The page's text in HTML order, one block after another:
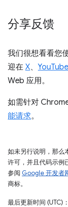
分享反馈
我们很想看看您
迎在 X、 YouTube
Web 应用。
如需针对
能请求。
如未另行说明，那么
许可，并且代码示例
参阅 Google 开发者
商标。
最后更新时间 (UTC)